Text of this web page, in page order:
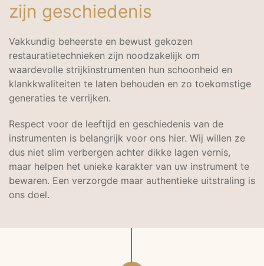
zijn geschiedenis
Vakkundig beheerste en bewust gekozen
restauratietechnieken zijn noodzakelijk om
waardevolle strijkinstrumenten hun schoonheid en
klankkwaliteiten te laten behouden en zo toekomstige
generaties te verrijken.
Respect voor de leeftijd en geschiedenis van de
instrumenten is belangrijk voor ons hier. Wij willen ze
dus niet slim verbergen achter dikke lagen vernis,
maar helpen het unieke karakter van uw instrument te
bewaren. Een verzorgde maar authentieke uitstraling is
ons doel.